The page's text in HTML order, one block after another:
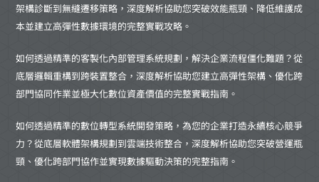
架構診斷到無縫遷移策略，深度解析協助您突破效能瓶頸、降低維護成
本並建立高彈性數據環境的完整實戰攻略。
如何透過精準的客製化內部管理系統規劃，解決企業流程僵化難題？從
底層邏輯重構到跨裝置整合，深度解析協助您建立高彈性架構、優化跨
部門協同作業並極大化數位資產價值的完整實戰指南。
如何透過精準的數位轉型系統開發策略，為您的企業打造永續核心競爭
力？從底層軟體架構規劃到雲端技術整合，深度解析協助您突破營運瓶
頸、優化跨部門協作並實現數據驅動決策的完整指南。